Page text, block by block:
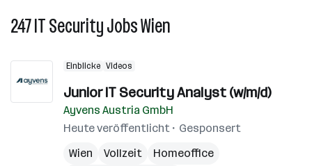
247IT SecurityJobsWien
in
Wien
Einblicke Videos
Junior IT Security Analyst (w/m/d)
Ayvens Austria GmbH
Heute veröffentlicht
Gesponsert
Wien
Vollzeit
Homeoffice